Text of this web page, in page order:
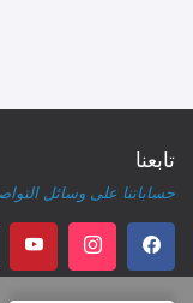
تابعنا
حساباتنا على وسائل